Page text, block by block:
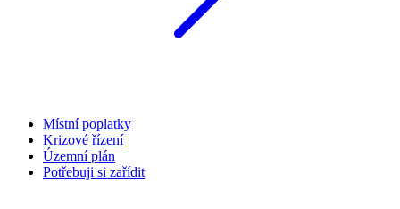
Místní poplatky
Krizové řízení
Územní plán
Potřebuji si zařídit